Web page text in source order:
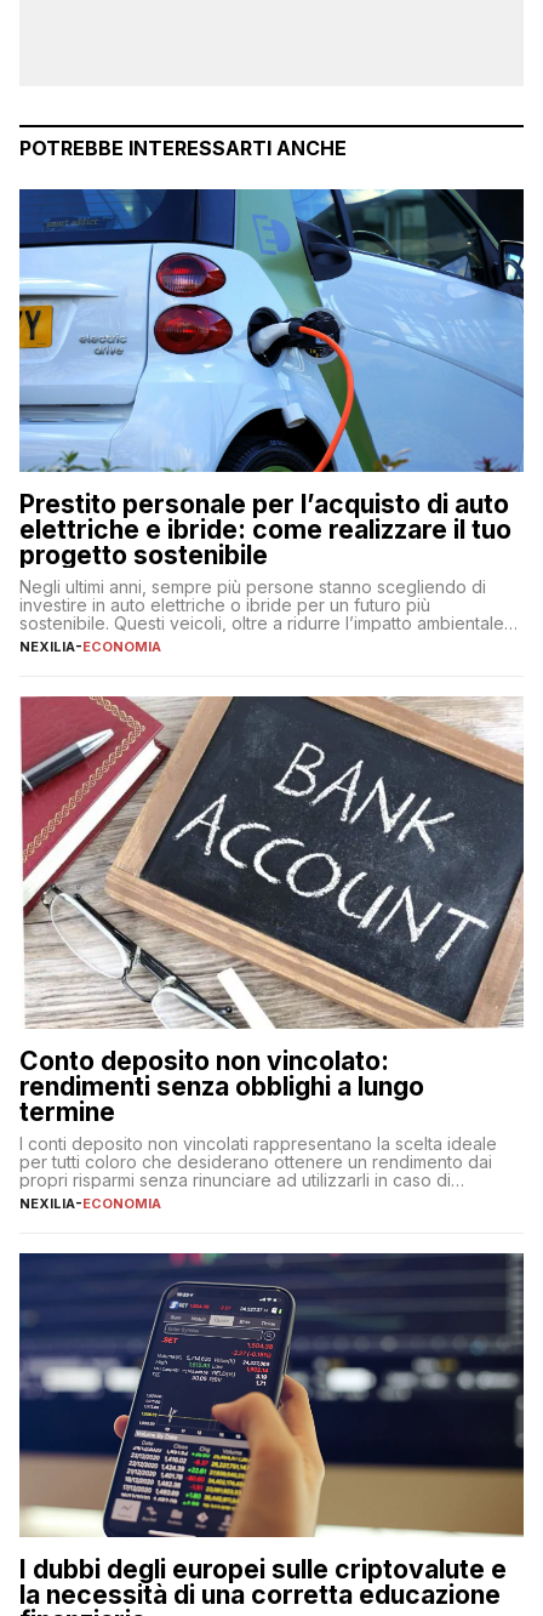
POTREBBE INTERESSARTI ANCHE
Prestito personale per l’acquisto di auto
elettriche e ibride: come realizzare il tuo
progetto sostenibile
Negli ultimi anni, sempre più persone stanno scegliendo di
investire in auto elettriche o ibride per un futuro più
sostenibile. Questi veicoli, oltre a ridurre l’impatto ambientale,
offrono vantaggi economici a lungo termine, come minori costi
fare se non […]
NEXILIA-ECONOMIA
Conto deposito non vincolato:
rendimenti senza obblighi a lungo
termine
I conti deposito non vincolati rappresentano la scelta ideale
per tutti coloro che desiderano ottenere un rendimento dai
propri risparmi senza rinunciare ad utilizzarli in caso di
necessità. A differenza delle forme vincolate tradizionali,
flessibilità e rendimento. Come funzionano […]
NEXILIA-ECONOMIA
I dubbi degli europei sulle criptovalute e
la necessità di una corretta educazione